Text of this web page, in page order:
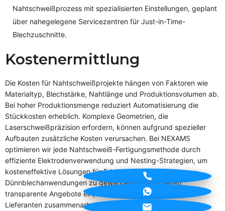
Nahtschweißprozess mit spezialisierten Einstellungen, geplant
über nahegelegene Servicezentren für Just-in-Time-
Blechzuschnitte.
Kostenermittlung
Die Kosten für Nahtschweißprojekte hängen von Faktoren wie
Materialtyp, Blechstärke, Nahtlänge und Produktionsvolumen ab.
Bei hoher Produktionsmenge reduziert Automatisierung die
Stückkosten erheblich. Komplexe Geometrien, die
Laserschweißpräzision erfordern, können aufgrund spezieller
Aufbauten zusätzliche Kosten verursachen. Bei NEXAMS
optimieren wir jede Nahtschweiß-Fertigungsmethode durch
effiziente Elektrodenverwendung und Nesting-Strategien, um
kosteneffektive Lösungen für Edelstahl- und
Dünnblechanwendungen zu gewährleisten. Wir halten
transparente Angebote ein, indem wir mit verantwortlichen
Lieferanten zusammenarbeiten, die Koordination mit jedem